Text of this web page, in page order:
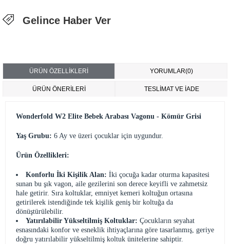
Gelince Haber Ver
ÜRÜN ÖZELLIKLERI YORUMLAR(0)
ÜRÜN ÖNERILERI TESLİMAT VE İADE
Wonderfold W2 Elite Bebek Arabası Vagonu - Kömür Grisi
Yaş Grubu: 6 Ay ve üzeri çocuklar için uygundur.
Ürün Özellikleri:
Konforlu İki Kişilik Alan: İki çocuğa kadar oturma kapasitesi
sunan bu şık vagon, aile gezilerini son derece keyifli ve zahmetsiz
hale getirir. Sıra koltuklar, emniyet kemeri koltuğun ortasına
getirilerek istendiğinde tek kişilik geniş bir koltuğa da
dönüştürülebilir.
Yatırılabilir Yükseltilmiş Koltuklar: Çocukların seyahat
esnasındaki konfor ve esneklik ihtiyaçlarına göre tasarlanmış, geriye
doğru yatırılabilir yükseltilmiş koltuk ünitelerine sahiptir.